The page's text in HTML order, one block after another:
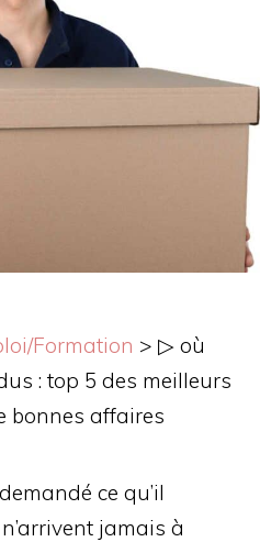
Formation > ▷ où
: top 5 des meilleurs
bonnes affaires
ce qu’il
jamais à